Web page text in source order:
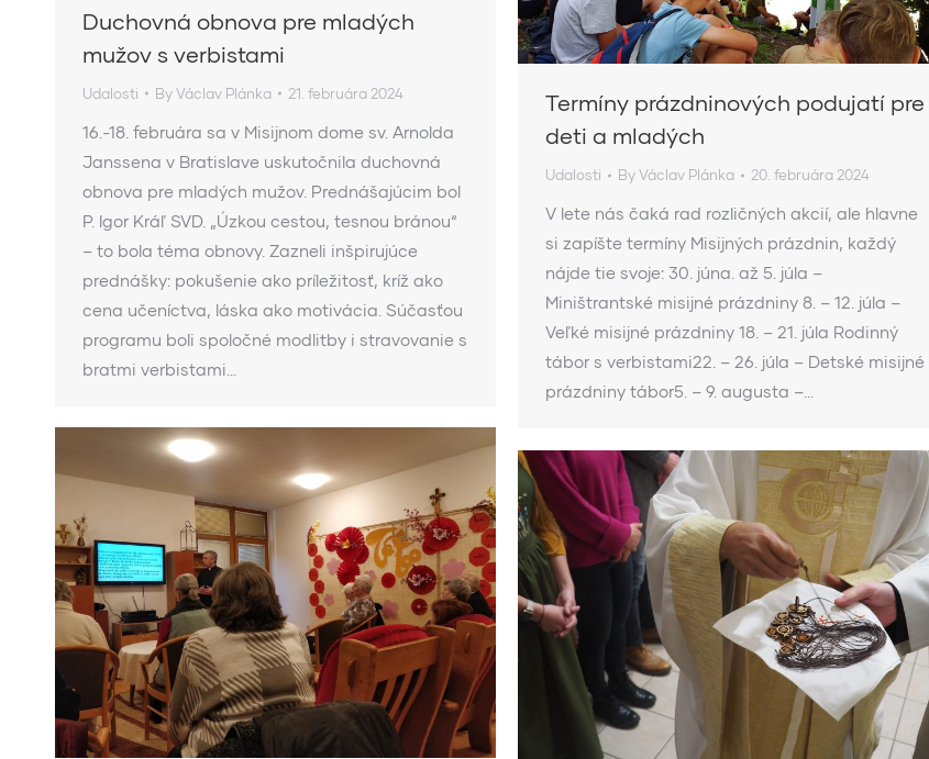
Duchovná obnova pre mladých
mužov s verbistami
Udalosti ByVáclav Plánka 21. februára 2024
16.-18. februára sa v Misijnom dome sv. Arnolda
Janssena v Bratislave uskutočnila duchovná
obnova pre mladých mužov. Prednášajúcim bol
P. Igor Kráľ SVD. „Úzkou cestou, tesnou bránou“
– to bola téma obnovy. Zazneli inšpirujúce
prednášky: pokušenie ako príležitosť, kríž ako
cena učeníctva, láska ako motivácia. Súčasťou
programu boli spoločné modlitby i stravovanie s
bratmi verbistami…
Termíny prázdninových podujatí pre
deti a mladých
Udalosti ByVáclav Plánka 20. februára 2024
V lete nás čaká rad rozličných akcií, ale hlavne
si zapíšte termíny Misijných prázdnin, každý
nájde tie svoje: 30. júna. až 5. júla –
Miništrantské misijné prázdniny 8. – 12. júla –
Veľké misijné prázdniny 18. – 21. júla Rodinný
tábor s verbistami22. – 26. júla – Detské misijné
prázdniny tábor5. – 9. augusta –…